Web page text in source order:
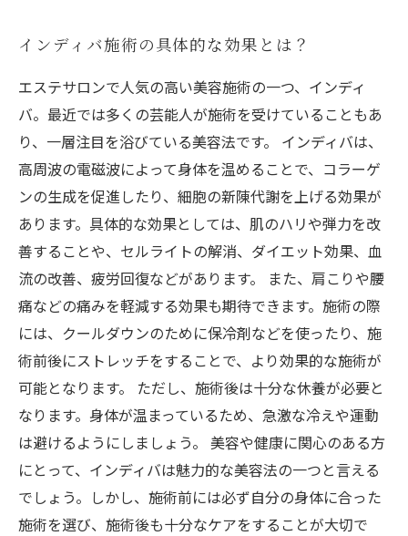
インディバ施術の具体的な効果とは？
エステサロンで人気の高い美容施術の一つ、インディ
バ。最近では多くの芸能人が施術を受けていることもあ
り、一層注目を浴びている美容法です。 インディバは、
高周波の電磁波によって身体を温めることで、コラーゲ
ンの生成を促進したり、細胞の新陳代謝を上げる効果が
あります。具体的な効果としては、肌のハリや弾力を改
善することや、セルライトの解消、ダイエット効果、血
流の改善、疲労回復などがあります。 また、肩こりや腰
痛などの痛みを軽減する効果も期待できます。施術の際
には、クールダウンのために保冷剤などを使ったり、施
術前後にストレッチをすることで、より効果的な施術が
可能となります。 ただし、施術後は十分な休養が必要と
なります。身体が温まっているため、急激な冷えや運動
は避けるようにしましょう。 美容や健康に関心のある方
にとって、インディバは魅力的な美容法の一つと言える
でしょう。しかし、施術前には必ず自分の身体に合った
施術を選び、施術後も十分なケアをすることが大切で